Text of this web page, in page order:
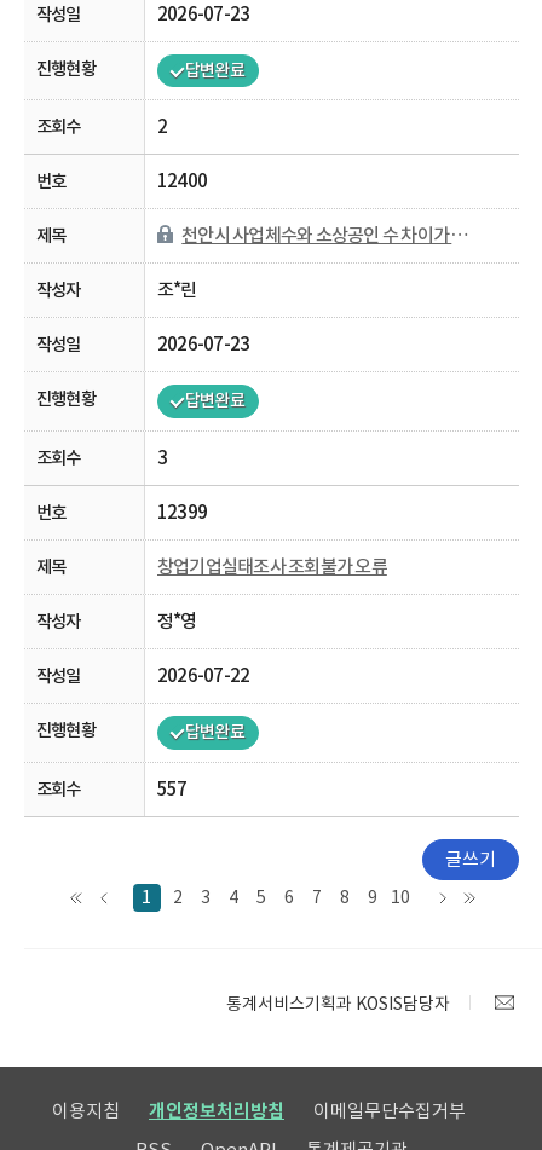
2026-07-23
답변완료
2
12400
천안시 사업체수와 소상공인 수 차이가 나는 이유가 궁금합니다.
조*린
2026-07-23
답변완료
3
12399
창업기업실태조사 조회불가 오류
정*영
2026-07-22
답변완료
557
글쓰기
1 2 3 4 5 6 7 8 9 10
통계서비스기획과 KOSIS담당자
이용지침 개인정보처리방침
이메일무단수집거부